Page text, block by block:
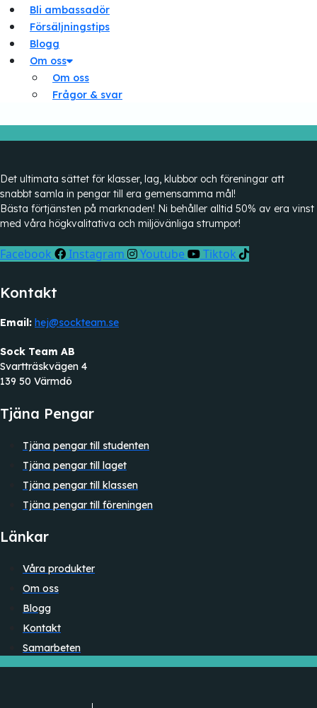
Bli ambassadör
Försäljningstips
Blogg
Om oss
Om oss
Frågor & svar
Det ultimata sättet för klasser, lag, klubbor och föreningar att
snabbt samla in pengar till era gemensamma mål!
Bästa förtjänsten på marknaden! Ni behåller alltid 50% av era vinst
med våra högkvalitativa och miljövänliga strumpor!
Facebook Instagram Youtube Tiktok
Kontakt
Email: hej@sockteam.se
Sock Team AB
Svartträskvägen 4
139 50 Värmdö
Tjäna Pengar
Tjäna pengar till studenten
Tjäna pengar till laget
Tjäna pengar till klassen
Tjäna pengar till föreningen
Länkar
Våra produkter
Om oss
Blogg
Kontakt
Samarbeten